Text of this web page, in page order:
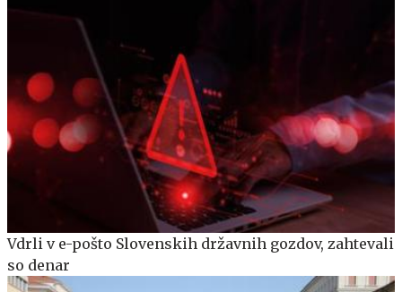
Vdrli v e-pošto Slovenskih državnih gozdov, zahtevali
so denar